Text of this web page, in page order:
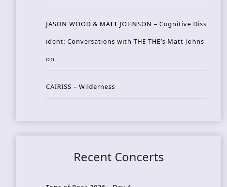
JASON WOOD & MATT JOHNSON – Cognitive Diss
ident: Conversations with THE THE’s Matt Johns
on
CAIRISS – Wilderness
Recent Concerts